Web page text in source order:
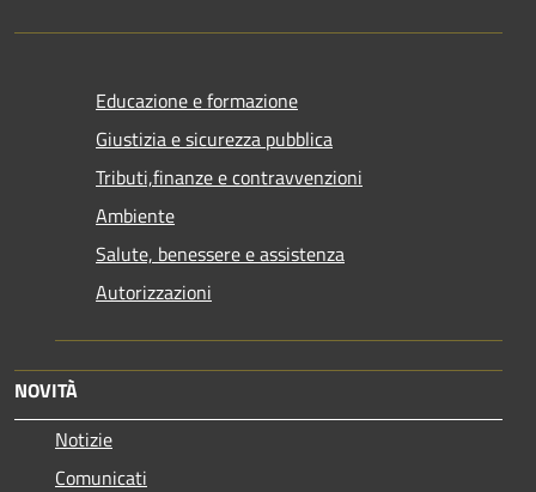
Educazione e formazione
Giustizia e sicurezza pubblica
Tributi,finanze e contravvenzioni
Ambiente
Salute, benessere e assistenza
Autorizzazioni
NOVITÀ
Notizie
Comunicati